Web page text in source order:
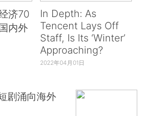
济70
内外
In Depth: As
Tencent Lays Off
Staff, Is Its ‘Winter’
Approaching?
2022年04月01日
剧涌向海外